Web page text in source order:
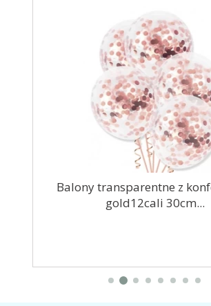
Balony transparentne z
gold12cali 30cm...